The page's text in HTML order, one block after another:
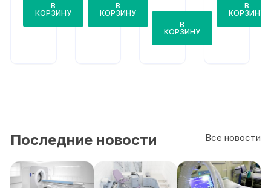
В
КОРЗИНУ
В
КОРЗИНУ
-
1800
P/L
В
КОРЗИНУ
В
КОРЗИНУ
Все новости
Последние новости